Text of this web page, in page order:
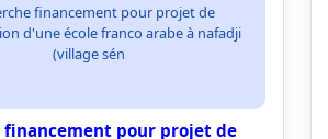
financement pour projet de
d'une école franco arabe à nafadji
(village sén
financement pour projet de